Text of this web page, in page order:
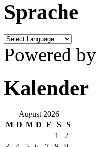
Sprache
Powered by
Kalender
August 2026
M D M D F S
S
1
2